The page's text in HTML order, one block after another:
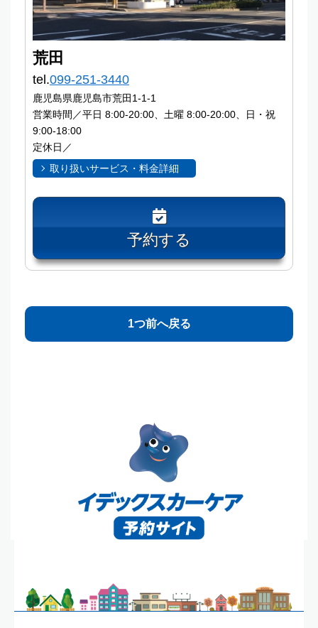
荒田
tel.099-251-3440
鹿児島県鹿児島市荒田1-1-1
営業時間／平日 8:00-20:00、土曜 8:00-20:00、日・祝
9:00-18:00
定休日／
取り扱いサービス・料金詳細
予約する
1つ前へ戻る